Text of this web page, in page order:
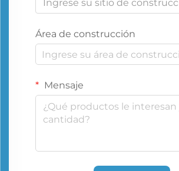
Ingrese su sitio de
Área de construcción
Mensaje